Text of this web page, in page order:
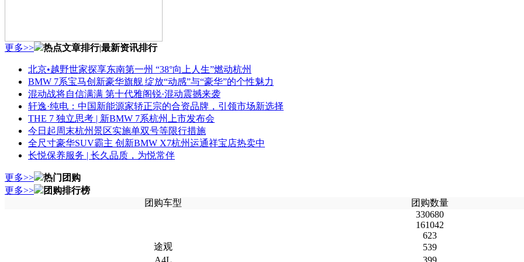
更多>> 热点文章排行|最新资讯排行
北京•越野世家探享东南第一州 “38°向上人生”燃动杭州
BMW 7系宝马创新豪华旗舰 绽放“动感”与“豪华”的个性魅力
混动战将自信满满 第十代雅阁锐·混动震撼来袭
轩逸·纯电：中国新能源家轿正宗的合资品牌，引领市场新选择
THE 7 独立思考 | 新BMW 7系杭州上市发布会
今日起周末杭州景区实施单双号等限行措施
全尺寸豪华SUV霸主 创新BMW X7杭州运通祥宝店热卖中
长悦保养服务 | 长久品质，为悦常伴
更多>>
热门团购
更多>>
团购排行榜
团购车型
团购数量
330680
161042
623
途观
539
A4L
399